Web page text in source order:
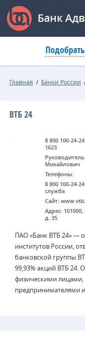
Банк
Главная / Банки России
ВТБ 24
8 800 100-24-
1623
Михайлович
Телефоны:
8 800 100-24-
служба
Сайт:
Адрес:
д. 35
ПАО «Банк ВТБ 24» —
институтов России,
банковской группы
99,93% акций ВТБ 24.
физическими
предпринимателями